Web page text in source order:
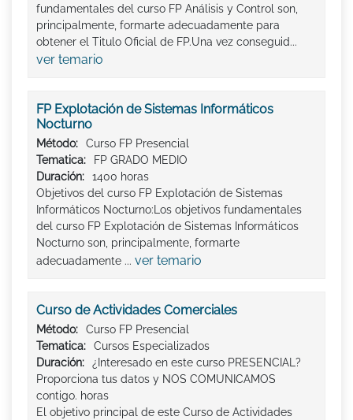
fundamentales del curso FP Análisis y Control son,
principalmente, formarte adecuadamente para
obtener el Titulo Oficial de FP.Una vez conseguid...
ver temario
FP Explotación de Sistemas Informáticos
Nocturno
Método:
Curso FP Presencial
Tematica:
FP GRADO MEDIO
Duración:
1400 horas
Objetivos del curso FP Explotación de Sistemas
Informáticos Nocturno:Los objetivos fundamentales
del curso FP Explotación de Sistemas Informáticos
Nocturno son, principalmente, formarte
adecuadamente ... ver temario
Curso de Actividades Comerciales
Método:
Curso FP Presencial
Tematica:
Cursos Especializados
Duración:
¿Interesado en este curso PRESENCIAL?
Proporciona tus datos y NOS COMUNICAMOS
contigo. horas
El objetivo principal de este Curso de Actividades